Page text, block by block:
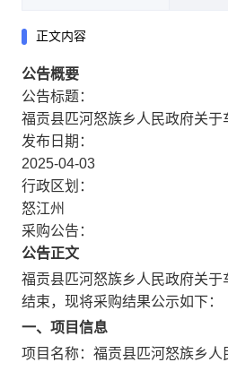
正文内容
公告概要
公告标题：
福贡县匹河怒族乡人民政府关
发布日期：
2025-04-03
行政区划：
怒江州
采购公告：
公告正文
福贡县匹河怒族乡人民政府关
结束，现将采购结果公示如下：
一、项目信息
项目名称： 福贡县匹河怒族乡人